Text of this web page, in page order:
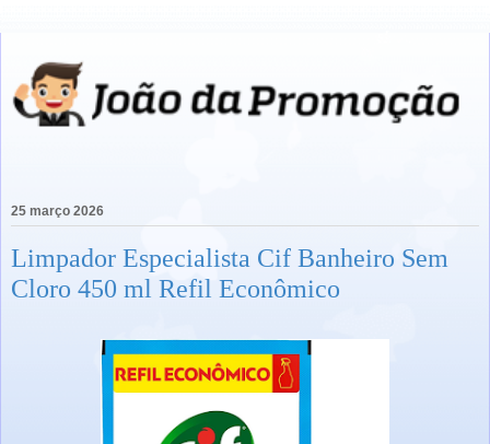
25 março 2026
Limpador Especialista Cif Banheiro Sem
Cloro 450 ml Refil Econômico